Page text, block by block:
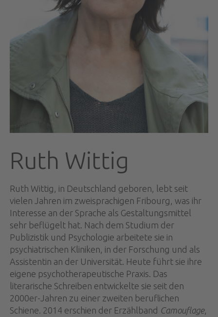
Ruth Wittig
Ruth Wittig, in Deutschland geboren, lebt seit
vielen Jahren im zweisprachigen Fribourg, was ihr
Interesse an der Sprache als Gestaltungsmittel
sehr beflügelt hat. Nach dem Studium der
Publizistik und Psychologie arbeitete sie in
psychiatrischen Kliniken, in der Forschung und als
Assistentin an der Universität. Heute führt sie ihre
eigene psychotherapeutische Praxis. Das
literarische Schreiben entwickelte sie seit den
2000er-Jahren zu einer zweiten beruflichen
Schiene. 2014 erschien der Erzählband Camouflage,